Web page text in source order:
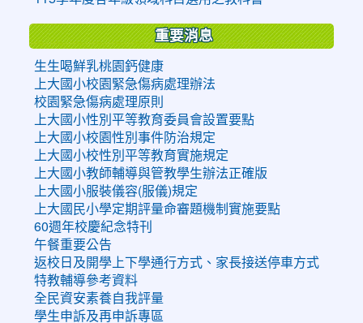
重要消息
生生喝鮮乳桃園鈣健康
上大國小校園緊急傷病處理辦法
校園緊急傷病處理原則
上大國小性別平等教育委員會設置要點
上大國小校園性別事件防治規定
上大國小校性別平等教育實施規定
上大國小教師輔導與管教學生辦法正確版
上大國小服裝儀容(服儀)規定
上大國民小學定期評量命審題機制實施要點
60週年校慶紀念特刊
午餐重要公告
返校日及開學上下學通行方式、家長接送停車方式
特教輔導參考資料
全民資安素養自我評量
學生申訴及再申訴專區